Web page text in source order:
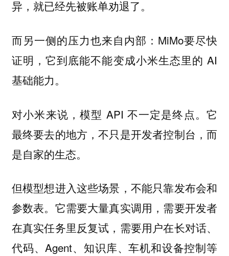
异，就已经先被账单劝退了。
而另一侧的压力也来自内部：MiMo要尽快
证明，它到底能不能变成小米生态里的 AI
基础能力。
对小米来说，模型 API 不一定是终点。它
最终要去的地方，不只是开发者控制台，而
是自家的生态。
但模型想进入这些场景，不能只靠发布会和
参数表。它需要大量真实调用，需要开发者
在真实任务里反复试，需要用户在长对话、
代码、Agent、知识库、车机和设备控制等